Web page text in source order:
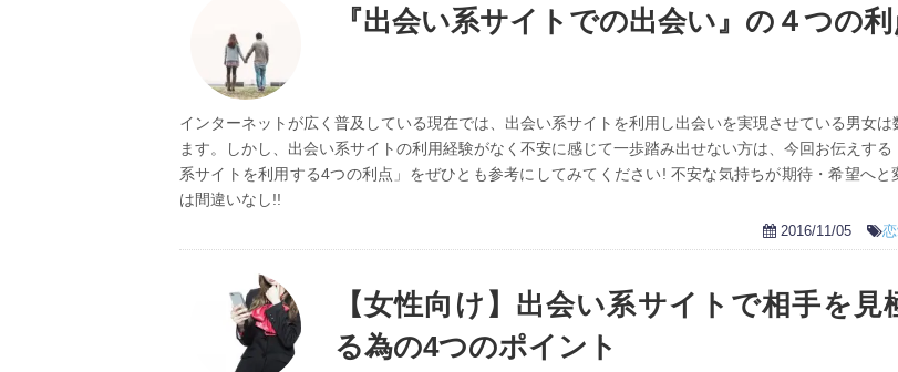
『出会い系サイトでの出会い』の４つの利
インターネットが広く普及している現在では、出会い系サイトを利用し出会いを実現させている男女は
ます。しかし、出会い系サイトの利用経験がなく不安に感じて一歩踏み出せない方は、今回お伝えする
系サイトを利用する4つの利点」をぜひとも参考にしてみてください! 不安な気持ちが期待・希望へと
は間違いなし!!
2016/11/05
【女性向け】出会い系サイトで相手を見
る為の4つのポイント